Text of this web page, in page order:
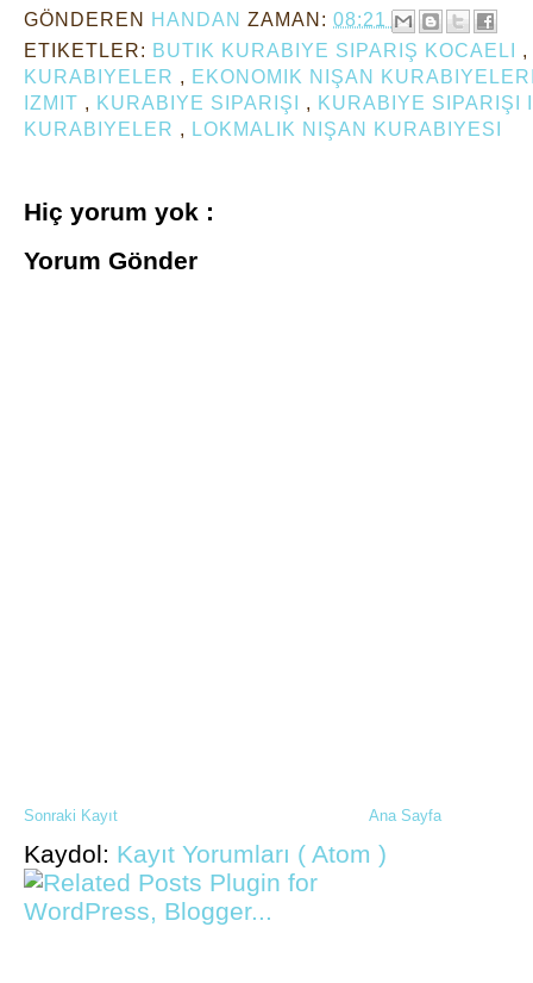
GÖNDEREN HANDAN ZAMAN: 08:21
ETIKETLER: BUTIK KURABIYE SIPARIŞ KOCAELI ,
KURABIYELER , EKONOMIK NIŞAN
IZMIT , KURABIYE SIPARIŞI , KURABIYE SIPARIŞI
KURABIYELER , LOKMALIK NIŞAN KURABIYESI
Hiç yorum yok :
Yorum Gönder
Sonraki Kayıt Ana Sayfa
Kaydol: Kayıt Yorumları ( Atom )